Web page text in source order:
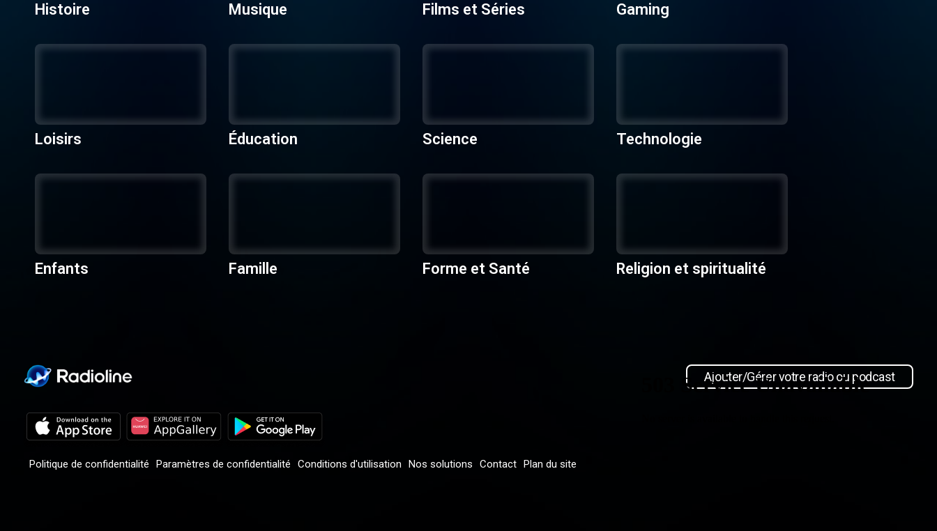
Histoire Musique Films et Séries Gaming
Loisirs Éducation Science Technologie
Enfants Famille Forme et Santé Religion et spiritualité
Ajouter/Gérer votre radio ou podcast
Politique de confidentialité Paramètres de confidentialité Conditions d'utilisation Nos solutions Contact Plan du site